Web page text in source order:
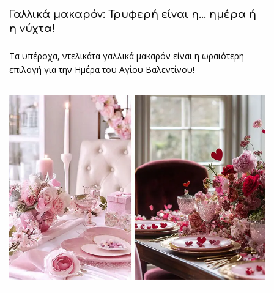
Γαλλικά μακαρόν: Τρυφερή είναι η… ημέρα ή
η νύχτα!
Τα υπέροχα, ντελικάτα γαλλικά μακαρόν είναι η ωραιότερη
επιλογή για την Ημέρα του Αγίου Βαλεντίνου!